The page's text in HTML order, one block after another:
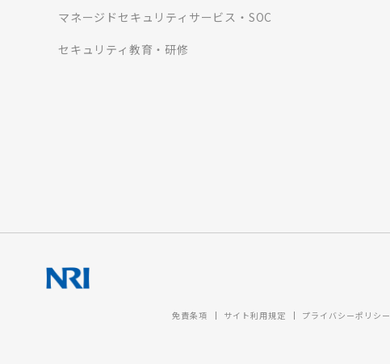
マネージドセキュリティサービス・SOC
セキュリティ教育・研修
免責条項 サイト利用規定 プライバシーポリシー